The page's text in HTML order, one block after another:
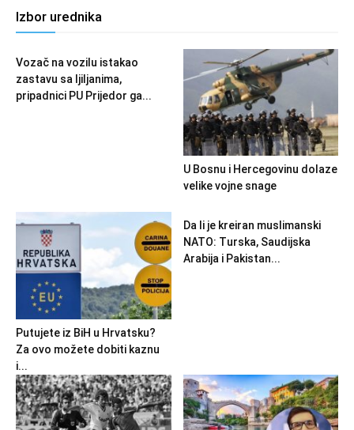
Izbor urednika
Vozač na vozilu istakao
zastavu sa ljiljanima,
pripadnici PU Prijedor ga...
U Bosnu i Hercegovinu dolaze
velike vojne snage
Putujete iz BiH u Hrvatsku?
Za ovo možete dobiti kaznu
i...
Da li je kreiran muslimanski
NATO: Turska, Saudijska
Arabija i Pakistan...